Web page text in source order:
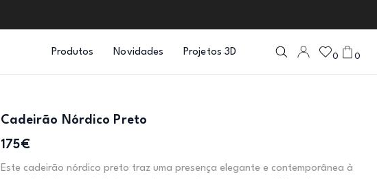
Produtos Novidades Projetos 3D 0 0
Cadeirão Nórdico Preto
175€
Este cadeirão nórdico preto traz uma presença elegante e contemporânea à